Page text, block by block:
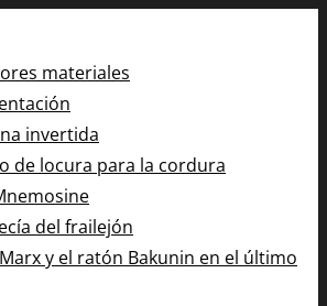
materiales
invertida
de locura para la cordura
del frailejón
y el ratón Bakunin en el último